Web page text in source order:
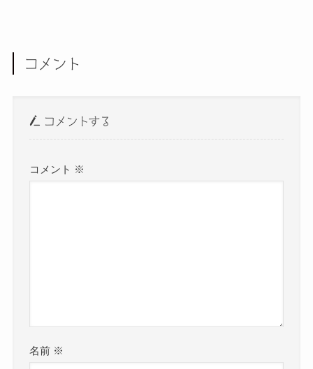
コメント
コメントする
コメント ※
名前 ※